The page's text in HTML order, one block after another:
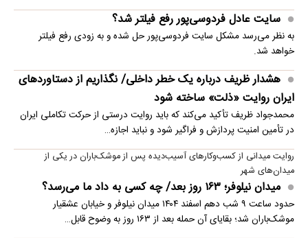
سایت عادل فردوسی‌پور رفع فیلتر شد؟
به نظر می‌رسد مشکل سایت فردوسی‌پور حل شده و به زودی رفع فیلتر
خواهد شد.
هشدار ظریف درباره یک خطر داخلی/ نگذاریم از دستاوردهای
ایران روایت «ذلت» ساخته شود
محمدجواد ظریف تأکید می‌کند که باید روایت درستی از حرکت تکاملی ایران
در تأمین امنیت پردازش و فراگیر شود و نباید اجازه…
روایت میدانی از کسب‌وکارهای آسیب‌دیده پس از موشک‌باران در یکی از
میدان‌های شهر
میدان نیلوفر؛ ۱۶۳ روز بعد/ چه کسی به داد ما می‌رسد؟
حدود ساعت ۹ شب دهم اسفند ۱۴۰۴ میدان نیلوفر و خیابان عشقیار
موشک‌باران شد؛ بقایای آن حمله بعد از ۱۶۳ روز به وضوح قابل…